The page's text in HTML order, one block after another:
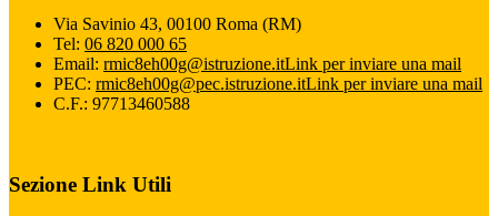
Via Savinio 43, 00100 Roma (RM)
Tel: 06 820 000 65
Email: rmic8eh00g@istruzione.itLink per inviare una mail
PEC: rmic8eh00g@pec.istruzione.itLink per inviare una mail
C.F.: 97713460588
Sezione Link Utili